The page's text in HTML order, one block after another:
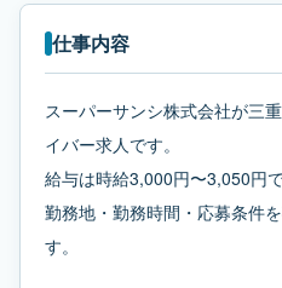
仕事内容
スーパーサンシ株式会社が三
イバー求人です。
給与は時給3,000円〜3,050円で
勤務地・勤務時間・応募条件
す。